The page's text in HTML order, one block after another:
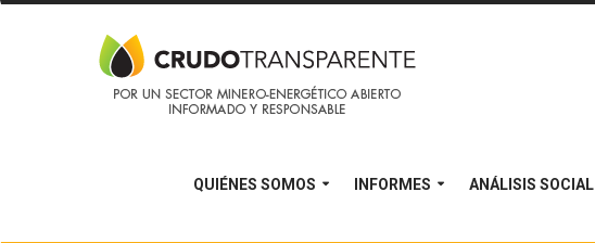
QUIÉNES SOMOS INFORMES ANÁLISIS SOCIAL